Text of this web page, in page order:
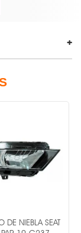
DE NIEBLA SEAT